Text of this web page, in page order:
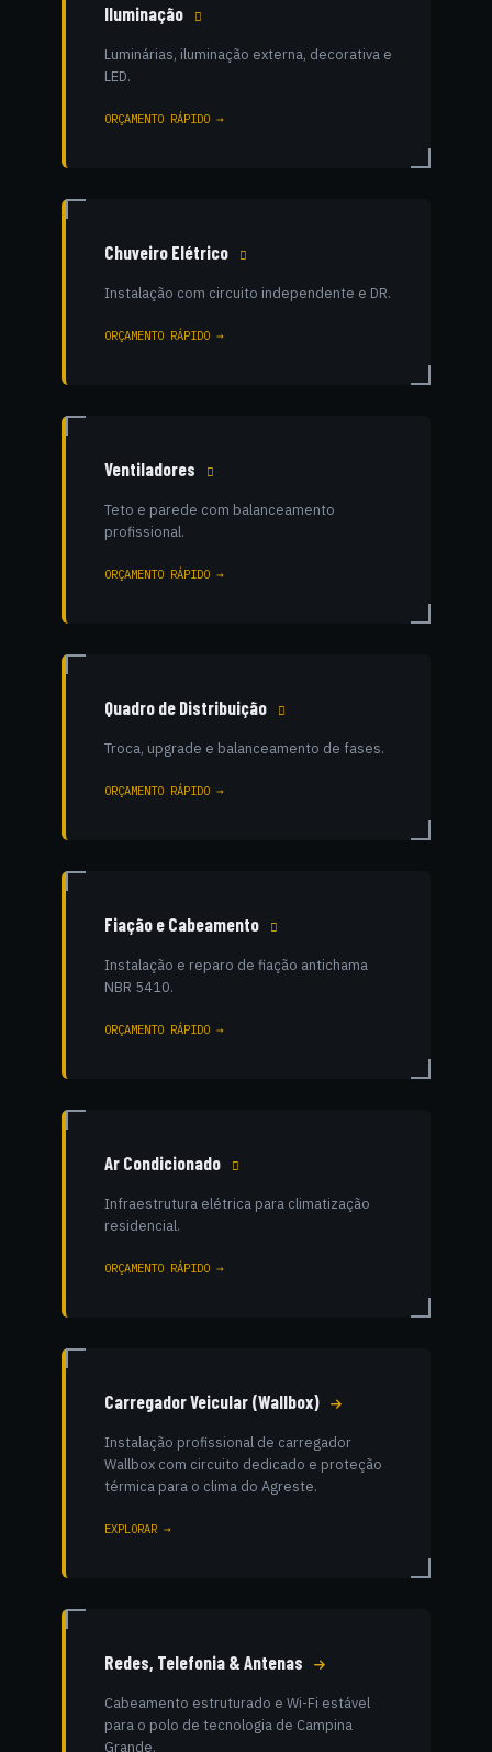
Iluminação
Luminárias, iluminação externa, decorativa e
LED.
ORÇAMENTO RÁPIDO →
Chuveiro Elétrico
Instalação com circuito independente e DR.
ORÇAMENTO RÁPIDO →
Ventiladores
Teto e parede com balanceamento
profissional.
ORÇAMENTO RÁPIDO →
Quadro de Distribuição
Troca, upgrade e balanceamento de fases.
ORÇAMENTO RÁPIDO →
Fiação e Cabeamento
Instalação e reparo de fiação antichama
NBR 5410.
ORÇAMENTO RÁPIDO →
Ar Condicionado
Infraestrutura elétrica para climatização
residencial.
ORÇAMENTO RÁPIDO →
Carregador Veicular (Wallbox)
Instalação profissional de carregador
Wallbox com circuito dedicado e proteção
térmica para o clima do Agreste.
EXPLORAR →
Redes, Telefonia & Antenas
Cabeamento estruturado e Wi-Fi estável
para o polo de tecnologia de Campina
Grande.